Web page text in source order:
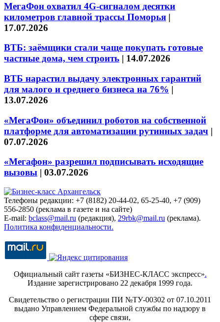
МегаФон охватил 4G-сигналом десятки
километров главной трассы Поморья |
17.07.2026
ВТБ: заёмщики стали чаще покупать готовые
частные дома, чем строить | 14.07.2026
ВТБ нарастил выдачу электронных гарантий
для малого и среднего бизнеса на 76% |
13.07.2026
«МегаФон» объединил роботов на собственной
платформе для автоматизации рутинных задач |
07.07.2026
«Мегафон» разрешил подписывать исходящие
вызовы | 03.07.2026
Телефоны редакции: +7 (8182) 20-44-02, 65-25-40, +7 (909)
556-2850 (реклама в газете и на сайте)
E-mail: bclass@mail.ru (редакция), 29rbk@mail.ru (реклама).
Политика конфиденциальности.
Официальный сайт газеты «БИЗНЕС-КЛАСС экспресс».
Издание зарегистрировано 22 декабря 1999 года.
Свидетельство о регистрации ПИ №ТУ-00302 от 07.10.2011
выдано Управлением Федеральной службы по надзору в
сфере связи,